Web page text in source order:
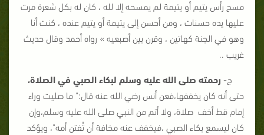
مسح رأس يتيم أو يتيمة لم يمسحه إلا لله ، كان له بكل شعرة مرت
عليها يده حسنات ، ومن أحسن إلى يتيمة أو يتيم عنده ، كنت أنا
وهو في الجنة كهاتين ، وقرن بين أصبعيه » رواه أحمد وقال حديث
غريب ..
ج- رحمته صلى الله عليه وسلم لبكاء الصبي في الصلاة،
حتى أنه كان يخففها،فعن أنس رضي الله عنه قال:" ما صليت وراء
إمام قط أخف صلاة، ولا أتم من النبي صلى الله عليه وسلم،وإن
كان ليسمع بكاء الصبي ،فيخفف عنه مخافة أن تُفتن أمه"، ويؤكد